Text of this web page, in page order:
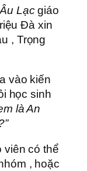
Lạcgiáo
Đà xin
, Trọng
vào kiến
học sinh
là An
viên có thể
, hoặc